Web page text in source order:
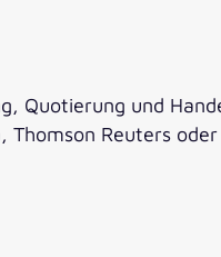
Quotierung und
Reuters